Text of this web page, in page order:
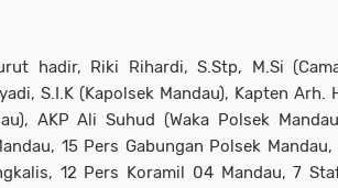
hadir, Riki Rihardi, S.Stp, M.Si
S.I.K (Kapolsek Mandau), Kapten Arh.
AKP Ali Suhud (Waka Polsek
15 Pers Gabungan Polsek Mandau,
12 Pers Koramil 04 Mandau, 7